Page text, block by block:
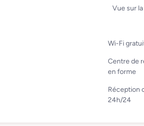
Vue sur
Wi-Fi
Centre de
en forme
Réception
24h/24